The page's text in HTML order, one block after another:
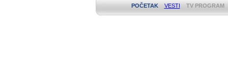
POČETAK VESTI TV PROGRAM